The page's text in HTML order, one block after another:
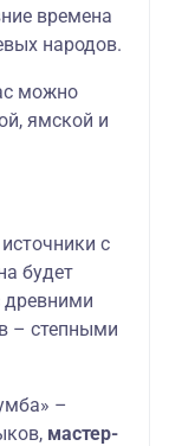
времена
народов.
можно
ямской и
с
будет
древними
– степными
–
мастер-